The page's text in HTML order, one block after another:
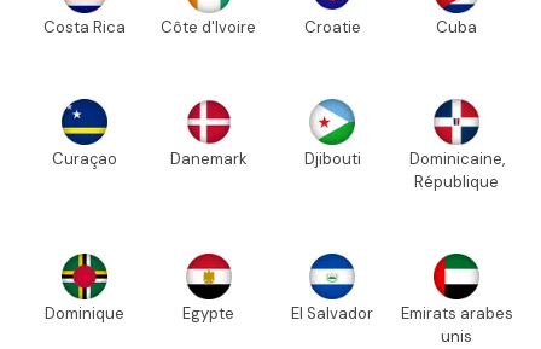
Costa Rica Côte d'Ivoire Croatie Cuba
Curaçao Danemark Djibouti
Dominicaine,
République
Dominique Egypte El Salvador
Emirats arabes
unis